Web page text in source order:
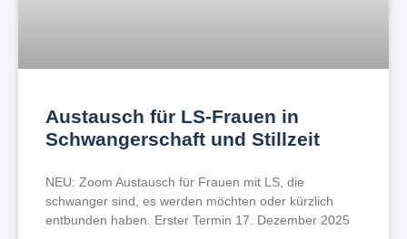
Austausch für LS-Frauen in
Schwangerschaft und Stillzeit
NEU: Zoom Austausch für Frauen mit LS, die
schwanger sind, es werden möchten oder kürzlich
entbunden haben. Erster Termin 17. Dezember 2025